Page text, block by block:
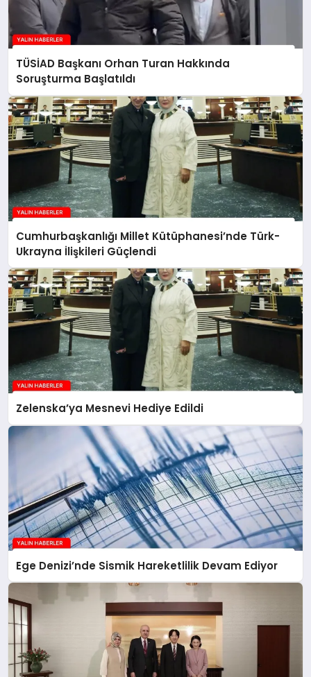
TÜSİAD Başkanı Orhan Turan Hakkında
Soruşturma Başlatıldı
Cumhurbaşkanlığı Millet Kütüphanesi’nde Türk-
Ukrayna İlişkileri Güçlendi
Zelenska’ya Mesnevi Hediye Edildi
Ege Denizi’nde Sismik Hareketlilik Devam Ediyor